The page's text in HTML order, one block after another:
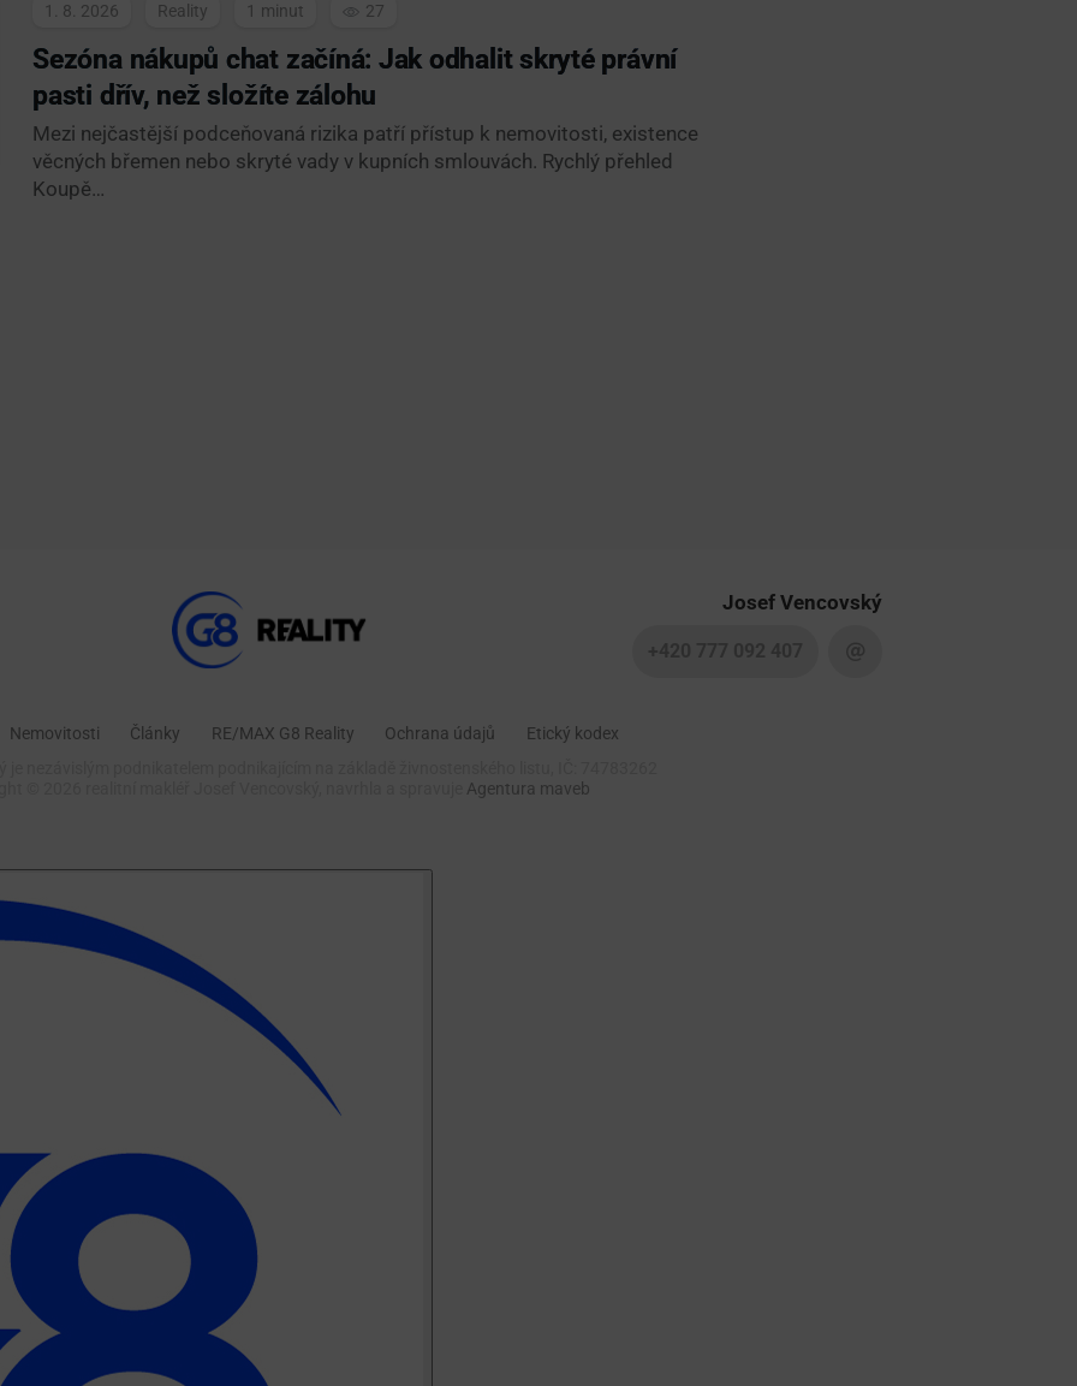
1. 8. 2026 Reality 1 27
Sezóna nákupů chat začíná: Jak odhalit skryté právní
pasti dřív, než složíte zálohu
Mezi nejčastější podceňovaná rizika patří přístup k nemovitosti, existence
věcných břemen nebo skryté vady v kupních smlouvách. Rychlý přehled
Koupě…
Josef Vencovský
Nemovitosti Články RE/MAX G8 Reality Ochrana údajů
Etický kodex
Agentura maveb